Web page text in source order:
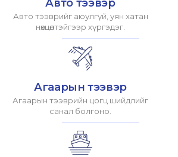
Авто тээвэр
Авто тээврийг аюулгүй, уян хатан
нөхцөлтэйгээр хүргэдэг.
Агаарын тээвэр
Агаарын тээврийн цогц шийдлийг
санал болгоно.